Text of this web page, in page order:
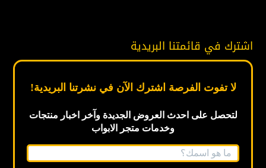
اشترك في قائمتنا البريدية
لا تفوت الفرصة اشترك الآن في نشرتنا البريدية!
لتحصل على احدث العروض الجديدةوآخر اخبار منتجات
وخدمات متجر الابواب